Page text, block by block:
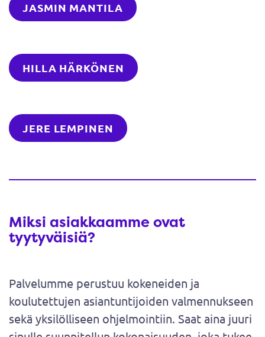
JASMIN MANTILA
HILLA HÄRKÖNEN
JERE LEMPINEN
Miksi asiakkaamme ovat
tyytyväisiä?
Palvelumme perustuu kokeneiden ja
koulutettujen asiantuntijoiden valmennukseen
sekä yksilölliseen ohjelmointiin. Saat aina juuri